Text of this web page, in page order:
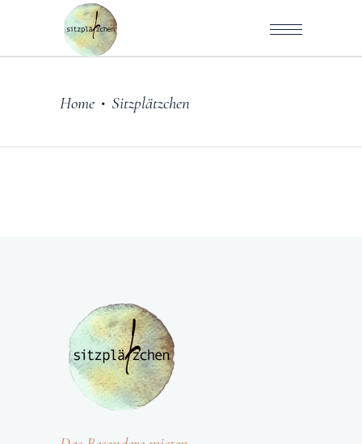
Home • Sitzplätzchen